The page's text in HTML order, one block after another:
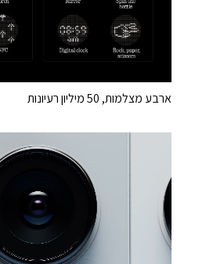
ארבע מצלמות, 50 מיליון רעיונות